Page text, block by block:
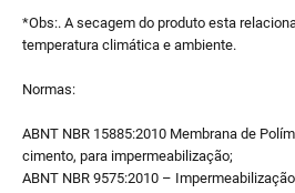
*Obs:. A secagem do produto esta
temperatura climática e ambiente.
Normas:
ABNT NBR 15885:2010 Membrana de
cimento, para impermeabilização;
ABNT NBR 9575:2010 –